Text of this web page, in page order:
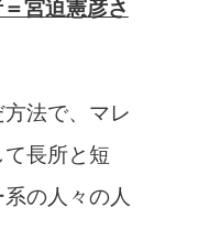
宮迫憲彦さ
方法で、マレ
長所と短
の人々の人